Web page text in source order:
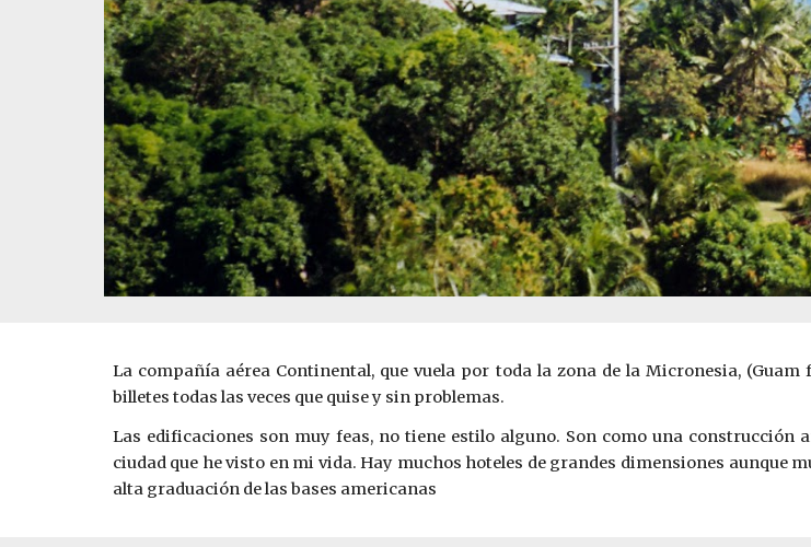
La compañía aérea Continental, que vuela por toda la zona de la Micronesia,
billetes todas las veces que quise y sin problemas.
Las edificaciones son muy feas, no tiene estilo alguno. Son como una construcción
ciudad que he visto en mi vida. Hay muchos hoteles de grandes dimensiones aunque
alta graduación de las bases americanas